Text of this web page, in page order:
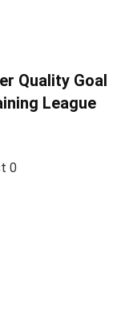
Quality Goal
League
0